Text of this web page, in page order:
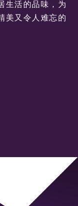
生活的品味，为
美又令人难忘的